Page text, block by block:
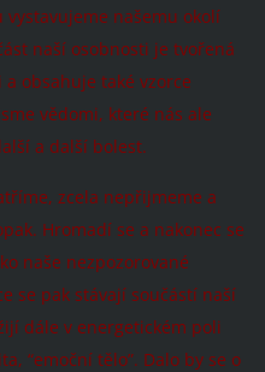
našemu okolí
naší osobnosti je tvořená
obsahuje také vzorce
vědomi, které nás ale
a další bolest.
zcela nepřijmeme a
Hromadí se a nakonec se
naše nezpozorované
se pak stávají součástí naší
dále v energetickém poli
“emoční tělo”. Dalo by se o